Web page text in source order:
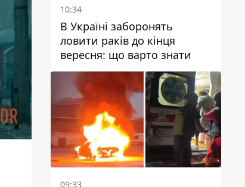
10:34
В Україні заборонять
ловити раків до кінця
вересня: що варто знати
09:33